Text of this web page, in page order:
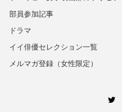
部員参加記事
ドラマ
イイ俳優セレクション一覧
メルマガ登録（女性限定）
RSS